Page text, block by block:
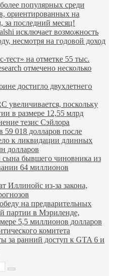
популярных среди
ориентированных на
за последний месяц!
исключает возможность
несмотря на годовой доход
тест» на отметке 55 тыс.
отмечено несколько
достигло двухлетнего
увеличивается, поскольку
в размере 12,55 млрд
тезис Сэйлора
59 018 долларов после
к ликвидации длинных
долларов
сына бывшего чиновника из
64 миллионов
Иллинойс из-за закона,
на предварительных
партии в Мэриленде,
5,5 миллионов долларов
комитета
за ранний доступ к GTA 6 и
Искать